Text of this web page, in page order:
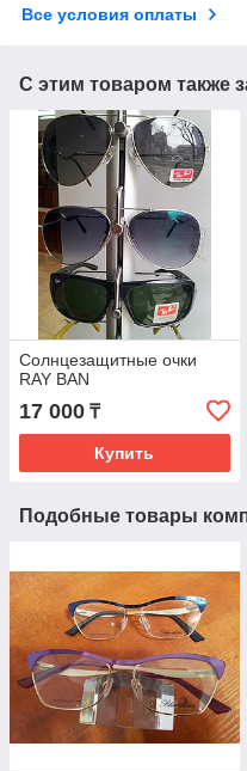
Все условия оплаты
С этим товаром также
Солнцезащитные очки
RAY BAN
17 000 ₸
Купить
Подобные товары